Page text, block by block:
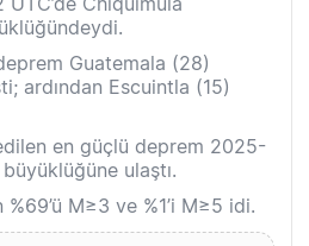
Guatemala (28)
ardından Escuintla (15)
en güçlü deprem 2025-
ulaştı.
%69’ü M≥3 ve %1’i M≥5 idi.